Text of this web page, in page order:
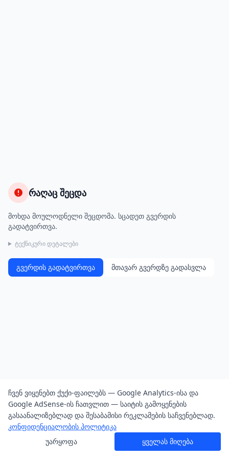
რაღაც შეცდა
მოხდა მოულოდნელი შეცდომა. სცადეთ გვერდის
გადატვირთვა.
ტექნიკური დეტალები
გვერდის გადატვირთვა მთავარ გვერდზე გადასვლა
ჩვენ ვიყენებთ ქუქი-ფაილებს — Google Analytics-ისა და
Google AdSense-ის ჩათვლით — საიტის გამოყენების
გასაანალიზებლად და შესაბამისი რეკლამების საჩვენებლად.
კონფიდენციალობის პოლიტიკა
უარყოფა
ყველას მიღება